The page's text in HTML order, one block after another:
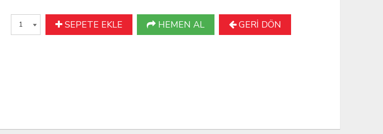
SEPETE EKLE HEMEN AL GERİ DÖN